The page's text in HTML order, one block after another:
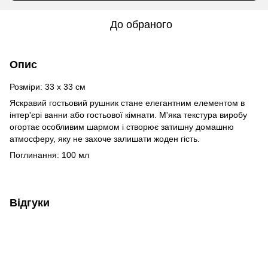
До обраного
Опис
Розміри: 33 x 33 см
Яскравий гостьовий рушник стане елегантним елементом в
інтер'єрі ванни або гостьової кімнати. М'яка текстура виробу
огортає особливим шармом і створює затишну домашню
атмосферу, яку не захоче залишати жоден гість.
Поглинання: 100 мл
Відгуки